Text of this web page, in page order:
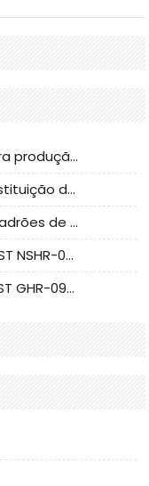
Guia de avaliação e adaptação para produção em massa de componentes de cabos nacionais CNC Tech
Análise da solução nacional de substituição da linha de alta frequência I-PEX
CLIFF referente à atualização dos padrões de teste de conectores nacionais
Conector JST - Fornece conector JST NSHR-02V-S original | substituto
Conector JST - fornece conector JST GHR-09V-S autêntico | substituto